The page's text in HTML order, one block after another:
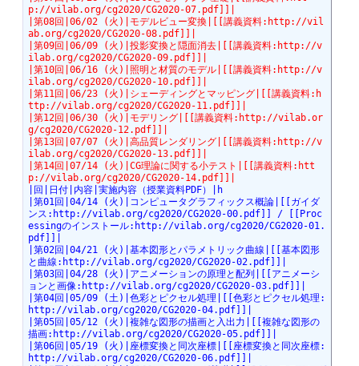
p://vilab.org/cg2020/CG2020-07.pdf]]|
|第08回|06/02 (火)|モデルビュー変換|[[講義資料:http://vil
ab.org/cg2020/CG2020-08.pdf]]|
|第09回|06/09 (火)|投影変換と隠面消去|[[講義資料:http://v
ilab.org/cg2020/CG2020-09.pdf]]|
|第10回|06/16 (火)|照明と材質のモデル|[[講義資料:http://v
ilab.org/cg2020/CG2020-10.pdf]]|
|第11回|06/23 (火)|シェーディングとマッピング|[[講義資料:h
ttp://vilab.org/cg2020/CG2020-11.pdf]]|
|第12回|06/30 (火)|モデリング|[[講義資料:http://vilab.or
g/cg2020/CG2020-12.pdf]]|
|第13回|07/07 (火)|高品質レンダリング|[[講義資料:http://v
ilab.org/cg2020/CG2020-13.pdf]]|
|第14回|07/14 (火)|CG理論に関する小テスト|[[講義資料:htt
p://vilab.org/cg2020/CG2020-14.pdf]]|
|回|日付|内容|実施内容（授業資料PDF）|h
|第01回|04/14 (火)|コンピュータグラフィックス概論|[[ガイダ
ンス:http://vilab.org/cg2020/CG2020-00.pdf]] / [[Proc
essingのインストール:http://vilab.org/cg2020/CG2020-01.
pdf]]|
|第02回|04/21 (火)|基本図形とパラメトリック曲線|[[基本図形
と曲線:http://vilab.org/cg2020/CG2020-02.pdf]]|
|第03回|04/28 (火)|アニメーションの原理と配列|[[アニメーシ
ョンと画像:http://vilab.org/cg2020/CG2020-03.pdf]]|
|第04回|05/09 (土)|色彩とピクセル処理|[[色彩とピクセル処理:
http://vilab.org/cg2020/CG2020-04.pdf]]|
|第05回|05/12 (火)|複雑な図形の描画と入出力|[[複雑な図形の
描画:http://vilab.org/cg2020/CG2020-05.pdf]]|
|第06回|05/19 (火)|座標変換と同次座標|[[座標変換と同次座標:
http://vilab.org/cg2020/CG2020-06.pdf]]|